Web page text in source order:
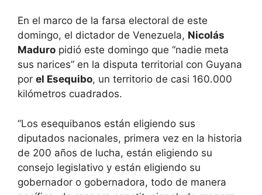
En el marco de la farsa electoral de este
domingo, el dictador de Venezuela, Nicolás
Maduro pidió este domingo que “nadie meta
sus narices” en la disputa territorial con Guyana
por el Esequibo, un territorio de casi 160.000
kilómetros cuadrados.
“Los esequibanos están eligiendo sus
diputados nacionales, primera vez en la historia
de 200 años de lucha, están eligiendo su
consejo legislativo y están eligiendo su
gobernador o gobernadora, todo de manera